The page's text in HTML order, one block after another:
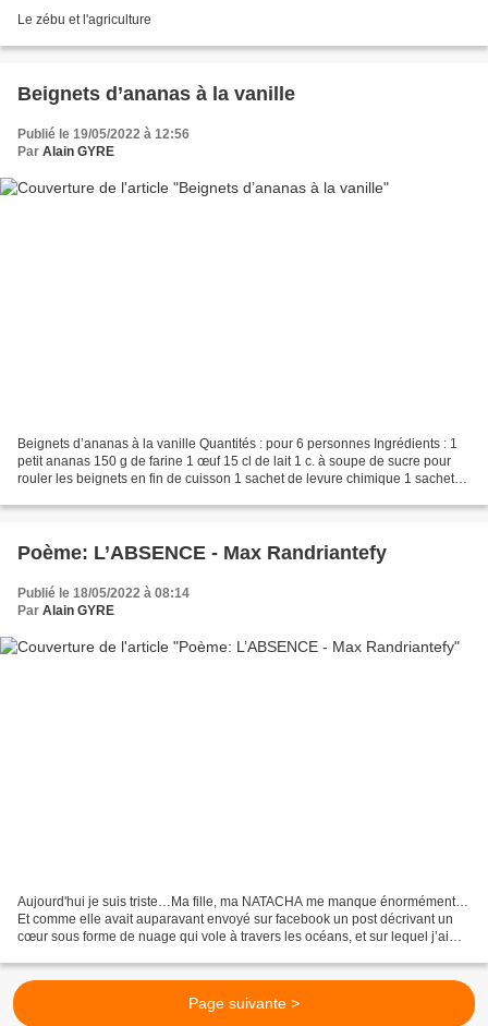
Le zébu et l'agriculture
Beignets d’ananas à la vanille
Publié le 19/05/2022 à 12:56
Par Alain GYRE
Beignets d’ananas à la vanille Quantités : pour 6 personnes Ingrédients : 1
petit ananas 150 g de farine 1 œuf 15 cl de lait 1 c. à soupe de sucre pour
rouler les beignets en fin de cuisson 1 sachet de levure chimique 1 sachet
Poème: L’ABSENCE - Max Randriantefy
Publié le 18/05/2022 à 08:14
Par Alain GYRE
Aujourd'hui je suis triste…Ma fille, ma NATACHA me manque énormément…
Et comme elle avait auparavant envoyé sur facebook un post décrivant un
cœur sous forme de nuage qui vole à travers les océans, et sur lequel j’ai
Page suivante >